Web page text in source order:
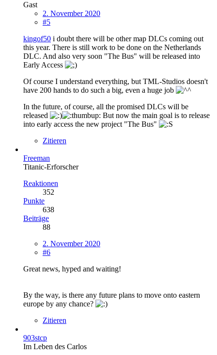
Gast
2. November 2020
#5
kingof50 i doubt there will be other map DLCs coming out
this year. There is still work to be done on the Netherlands
DLC. And also very soon "The Bus" will be released into
Early Access
Of course I understand everything, but TML-Studios doesn't
have 200 hands to do such a big, even a huge job
In the future, of course, all the promised DLCs will be
released
But now the main goal is to release
into early access the new project "The Bus"
Zitieren
Freeman
Titanic-Erforscher
Reaktionen
352
Punkte
638
Beiträge
88
2. November 2020
#6
Great news, hyped and waiting!
By the way, is there any future plans to move onto eastern
europe by any chance?
Zitieren
903stcp
Im Leben des Carlos